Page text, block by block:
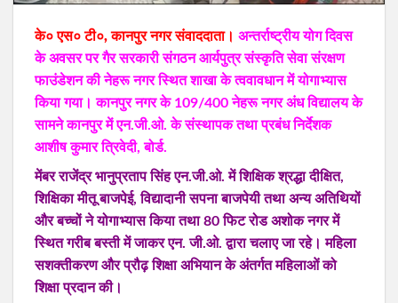
के० एस० टी०, कानपुर नगर संवाददाता। अन्तर्राष्ट्रीय योग दिवस
के अवसर पर गैर सरकारी संगठन आर्यपुत्र संस्कृति सेवा संरक्षण
फाउंडेशन की नेहरू नगर स्थित शाखा के त्ववावधान में योगाभ्यास
किया गया। कानपुर नगर के 109/400 नेहरू नगर अंध विद्यालय के
सामने कानपुर में एन.जी.ओ. के संस्थापक तथा प्रबंध निर्देशक
आशीष कुमार त्रिवेदी, बोर्ड.
मेंबर राजेंद्र भानुप्रताप सिंह एन.जी.ओ. में शिक्षिक श्रद्धा दीक्षित,
शिक्षिका मीतू बाजपेई, विद्यादानी सपना बाजपेयी तथा अन्य अतिथियों
और बच्चों ने योगाभ्यास किया तथा 80 फिट रोड अशोक नगर में
स्थित गरीब बस्ती में जाकर एन. जी.ओ. द्वारा चलाए जा रहे। महिला
सशक्तीकरण और प्रौढ़ शिक्षा अभियान के अंतर्गत महिलाओं को
शिक्षा प्रदान की।